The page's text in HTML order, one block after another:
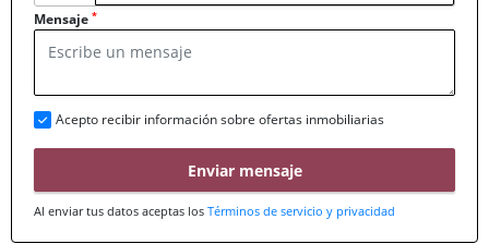
Mensaje *
Acepto recibir información sobre ofertas inmobiliarias
Enviar mensaje
Al enviar tus datos aceptas los Términos de servicio y privacidad